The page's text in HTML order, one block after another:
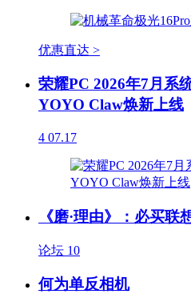
优惠直达 >
荣耀PC 2026年7月系
YOYO Claw焕新上线
4 07.17
《磨·理由》：必买联
论坛 10
何为单反相机